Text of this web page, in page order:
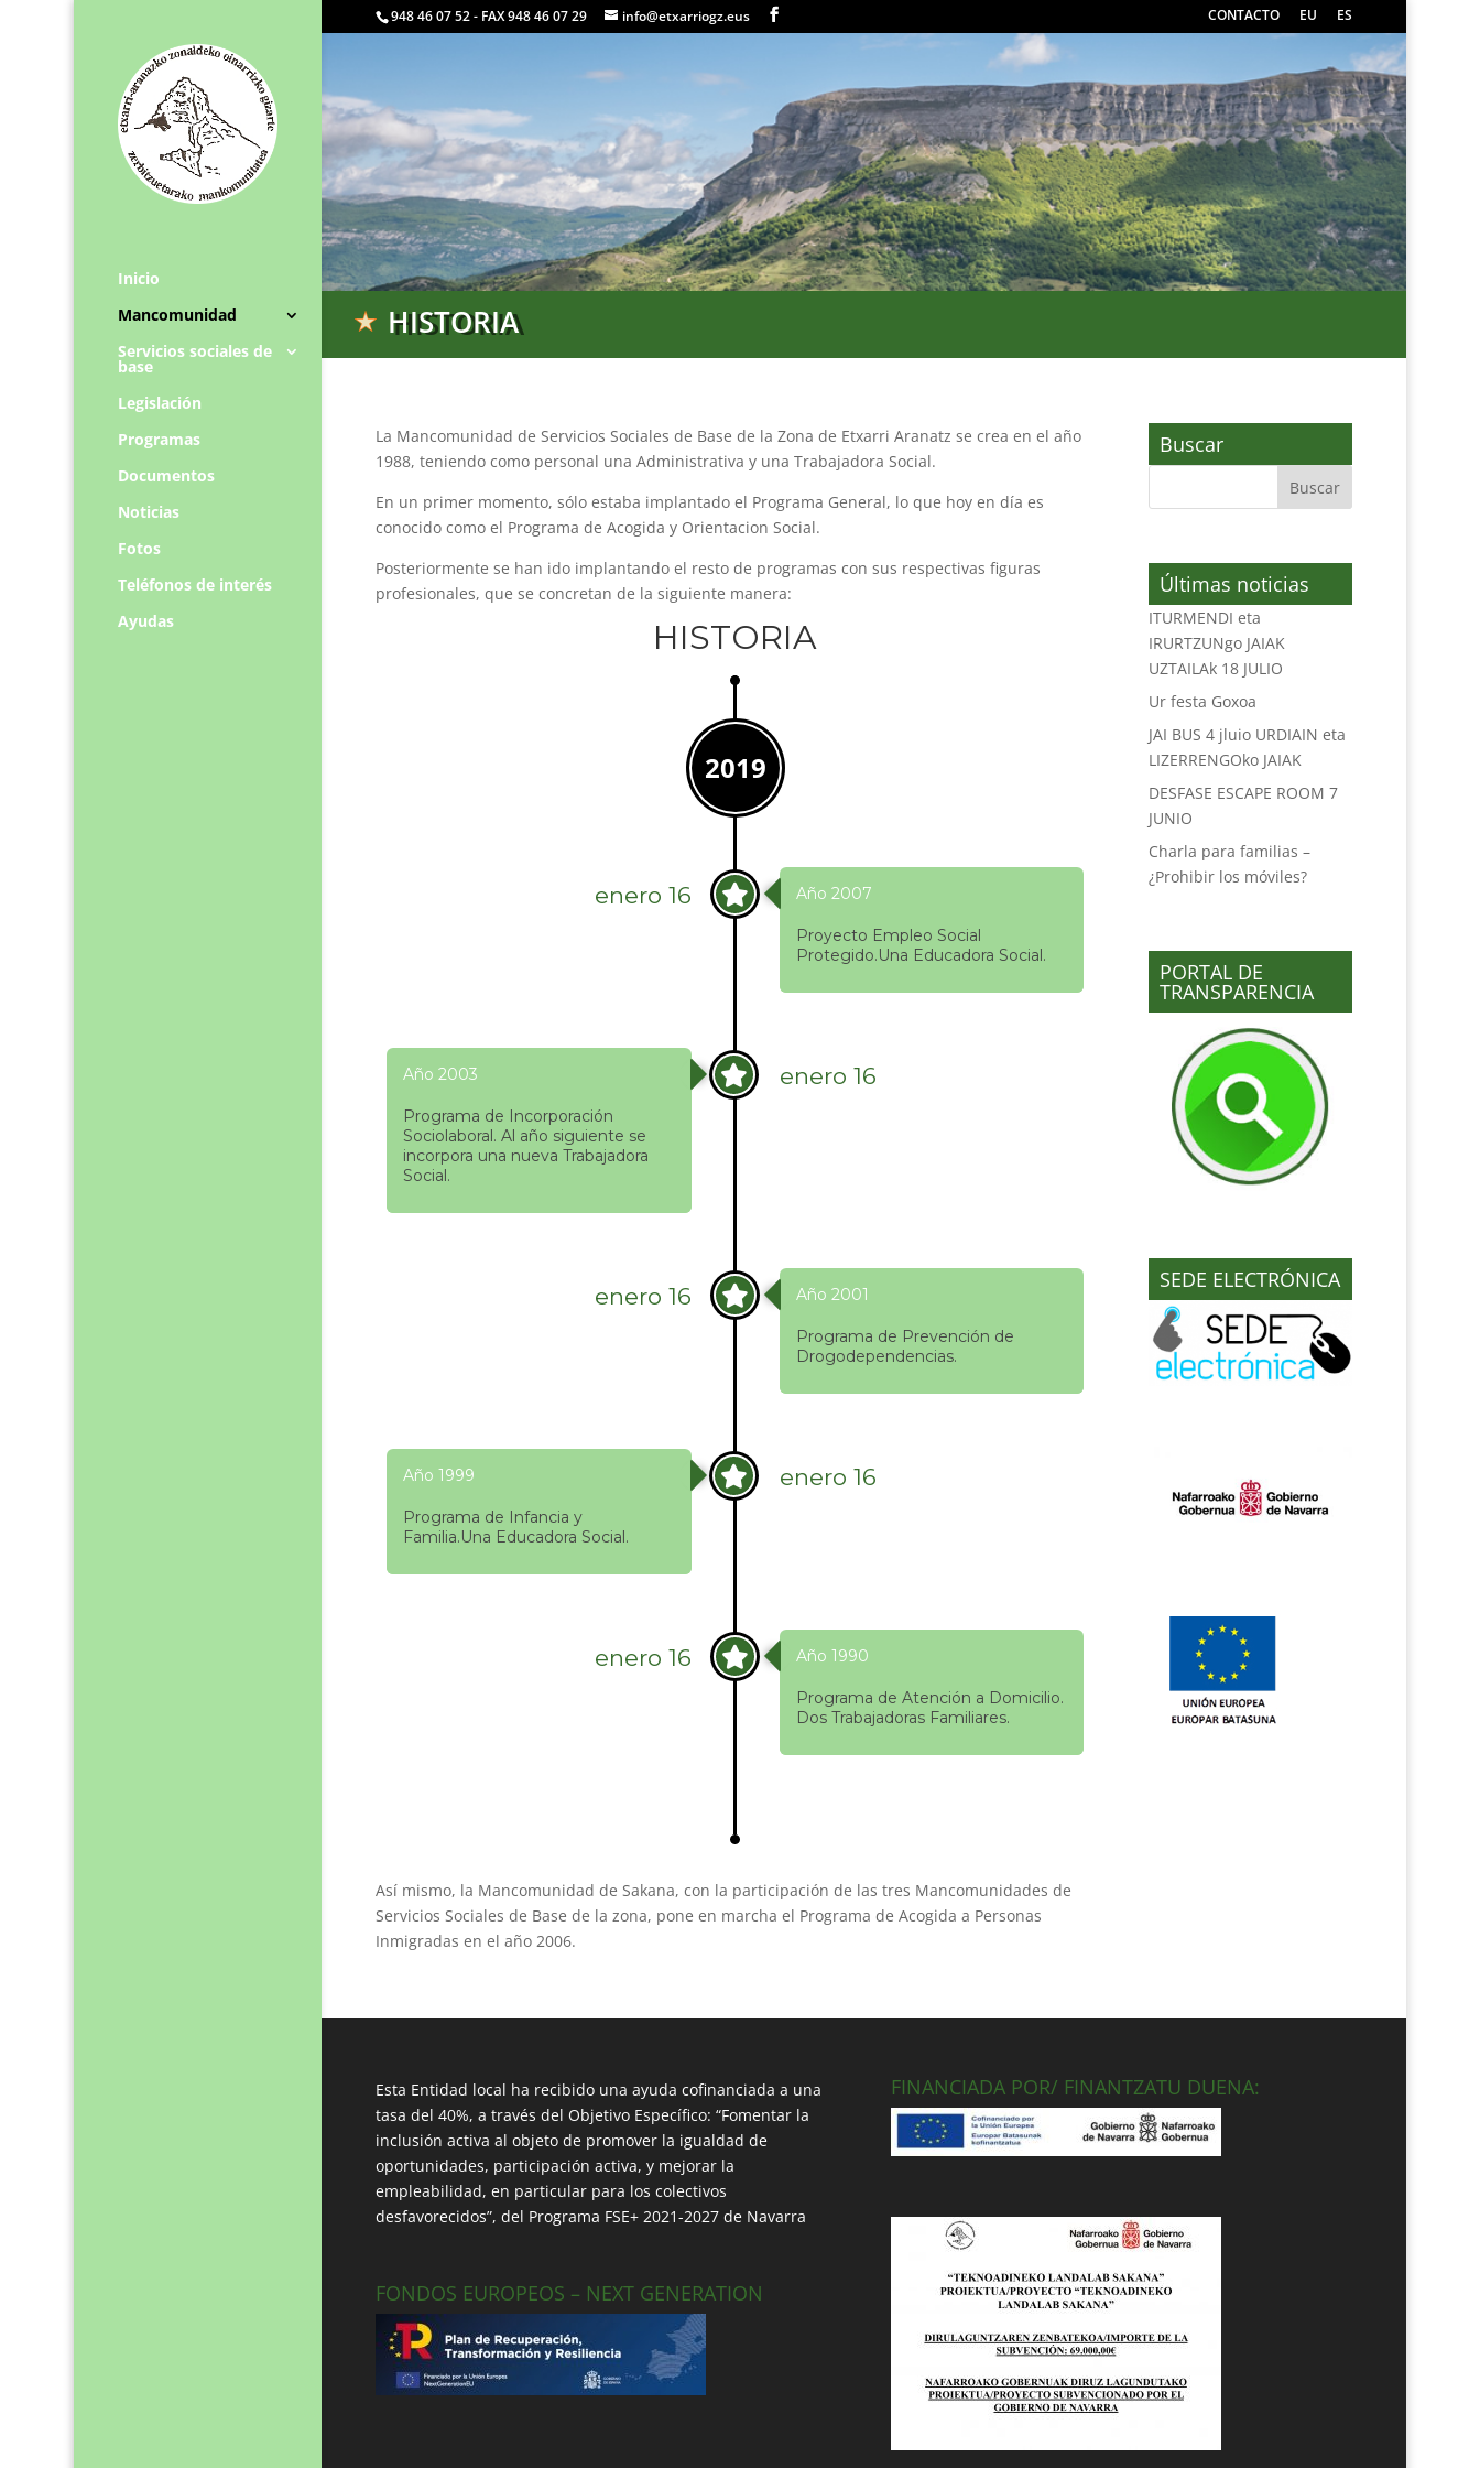
948 46 07 52 - FAX 948 46 07 29 info@etxarriogz.eus CONTACTO EU ES
Inicio
Mancomunidad
Servicios sociales de
base
Legislación
Programas
Documentos
Noticias
Fotos
Teléfonos de interés
Ayudas
HISTORIA
La Mancomunidad de Servicios Sociales de Base de la Zona de Etxarri Aranatz se crea en el año
1988, teniendo como personal una Administrativa y una Trabajadora Social.
En un primer momento, sólo estaba implantado el Programa General, lo que hoy en día es
conocido como el Programa de Acogida y Orientacion Social.
Posteriormente se han ido implantando el resto de programas con sus respectivas figuras
profesionales, que se concretan de la siguiente manera:
HISTORIA
2019
enero 16 Año 2007
Proyecto Empleo Social
Protegido.Una Educadora Social.
enero 16
Año 2003
Programa de Incorporación
Sociolaboral. Al año siguiente se
incorpora una nueva Trabajadora
Social.
enero 16 Año 2001
Programa de Prevención de
Drogodependencias.
enero 16
Año 1999
Programa de Infancia y
Familia.Una Educadora Social.
enero 16 Año 1990
Programa de Atención a Domicilio.
Dos Trabajadoras Familiares.
Así mismo, la Mancomunidad de Sakana, con la participación de las tres Mancomunidades de
Servicios Sociales de Base de la zona, pone en marcha el Programa de Acogida a Personas
Inmigradas en el año 2006.
Buscar
Últimas noticias
ITURMENDI eta
IRURTZUNgo JAIAK
UZTAILAk 18 JULIO
Ur festa Goxoa
JAI BUS 4 jluio URDIAIN eta
LIZERRENGOko JAIAK
DESFASE ESCAPE ROOM 7
JUNIO
Charla para familias –
¿Prohibir los móviles?
PORTAL DE
TRANSPARENCIA
SEDE ELECTRÓNICA
Esta Entidad local ha recibido una ayuda cofinanciada a una
tasa del 40%, a través del Objetivo Específico: “Fomentar la
inclusión activa al objeto de promover la igualdad de
oportunidades, participación activa, y mejorar la
empleabilidad, en particular para los colectivos
desfavorecidos”, del Programa FSE+ 2021-2027 de Navarra
FONDOS EUROPEOS – NEXT GENERATION
FINANCIADA POR/ FINANTZATU DUENA: